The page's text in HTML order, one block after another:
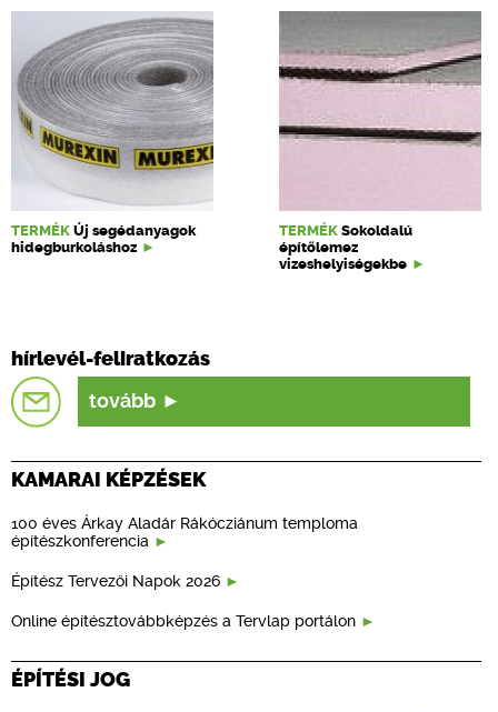
TERMÉK Új segédanyagok
hidegburkoláshoz
TERMÉK Sokoldalú
építőlemez
vizeshelyiségekbe
hírlevél-feliratkozás
tovább
KAMARAI KÉPZÉSEK
100 éves Árkay Aladár Rákócziánum temploma
építészkonferencia
Építész Tervezői Napok 2026
Online építésztovábbképzés a Tervlap portálon
ÉPÍTÉSI JOG